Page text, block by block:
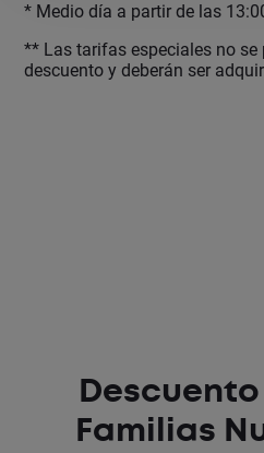
* Medio día a partir de las
** Las tarifas especiales no
descuento y deberán ser
Familias